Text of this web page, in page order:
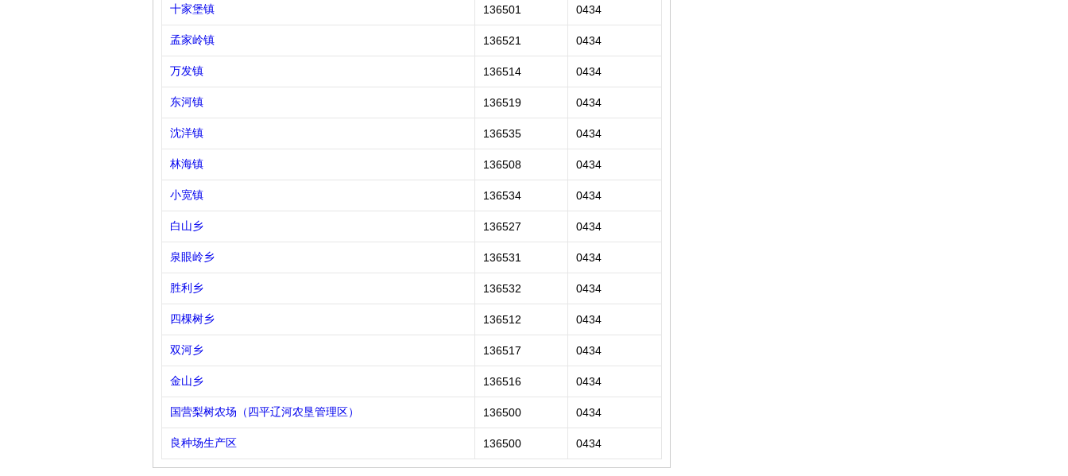
十家堡镇 136501 0434
孟家岭镇 136521 0434
万发镇 136514 0434
东河镇 136519 0434
沈洋镇 136535 0434
林海镇 136508 0434
小宽镇 136534 0434
白山乡 136527 0434
泉眼岭乡 136531 0434
胜利乡 136532 0434
四棵树乡 136512 0434
双河乡 136517 0434
金山乡 136516 0434
国营梨树农场（四平辽河农垦管理区） 136500 0434
良种场生产区 136500 0434